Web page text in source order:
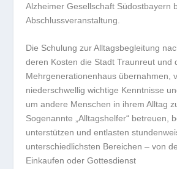
Alzheimer Gesellschaft Südostbayern
Abschlussveranstaltung.
Die Schulung zur Alltagsbegleitung
deren Kosten die Stadt Traunreut und
Mehrgenerationenhaus übernahmen,
niederschwellig wichtige Kenntnisse
um andere Menschen in ihrem Alltag
Sogenannte „Alltagshelfer“ betreuen,
unterstützen und entlasten
unterschiedlichsten Bereichen – von
Einkaufen oder Gottesdienst